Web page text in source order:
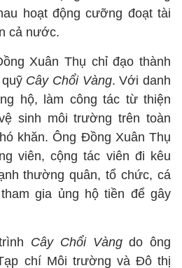
hoạt động cưỡng đoạt tài
cả nước.
Xuân Thụ chỉ đạo thành
Cây Chổi Vàng. Với danh
hộ, làm công tác từ thiện
sinh môi trường trên toàn
khăn. Ông Đồng Xuân Thụ
viên, cộng tác viên đi kêu
thường quân, tổ chức, cá
gia ủng hộ tiền để gây
Cây Chổi Vàngdo ông
chí Môi trường và Đô thị